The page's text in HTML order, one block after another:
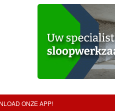
ONZE APP!